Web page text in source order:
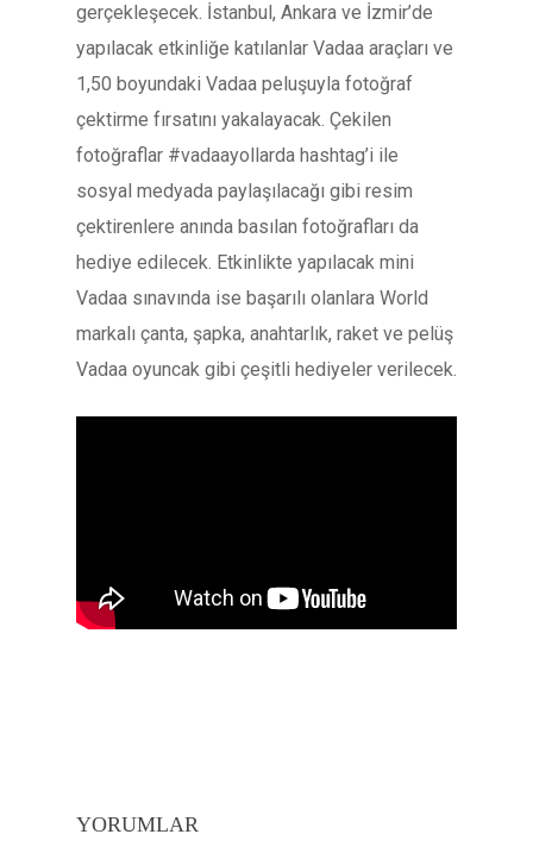
gerçekleşecek. İstanbul, Ankara ve İzmir’de
yapılacak etkinliğe katılanlar Vadaa araçları ve
1,50 boyundaki Vadaa peluşuyla fotoğraf
çektirme fırsatını yakalayacak. Çekilen
fotoğraflar #vadaayollarda hashtag’i ile
sosyal medyada paylaşılacağı gibi resim
çektirenlere anında basılan fotoğrafları da
hediye edilecek. Etkinlikte yapılacak mini
Vadaa sınavında ise başarılı olanlara World
markalı çanta, şapka, anahtarlık, raket ve pelüş
Vadaa oyuncak gibi çeşitli hediyeler verilecek.
YORUMLAR